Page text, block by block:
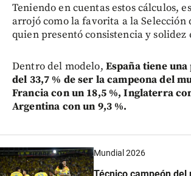
Teniendo en cuentas estos cálculos,
arrojó como la favorita a la Selección
quien presentó consistencia y solidez
Dentro del modelo, España tiene
del 33,7 % de ser la campeona del
Francia con un 18,5 %, Inglaterra
Argentina con un 9,3 %.
Mundial 2026